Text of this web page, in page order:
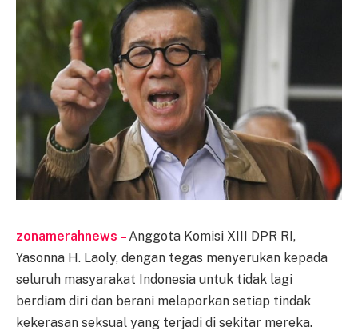
zonamerahnews – Anggota Komisi XIII DPR RI,
Yasonna H. Laoly, dengan tegas menyerukan kepada
seluruh masyarakat Indonesia untuk tidak lagi
berdiam diri dan berani melaporkan setiap tindak
kekerasan seksual yang terjadi di sekitar mereka.